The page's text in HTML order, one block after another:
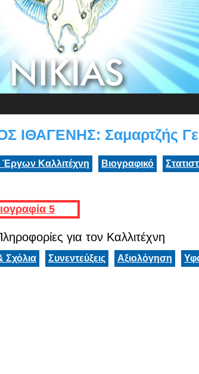
ΙΘΑΓΕΝΗΣ: Σαμαρτζής
Καλλιτέχνη Βιογραφικό
5
για τον Καλλιτέχνη
Σχόλια Συνεντεύξεις Αξιολόγηση